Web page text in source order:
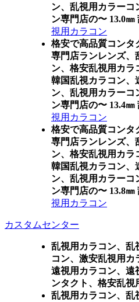
ン、乱視用カラーコ
ン専門店の〜 13.0
視用カラコン
格安で高品質コンタ
専門店ランレンズ、
ン、格安乱視用カラ
韓国乱視カラコン、
ン、乱視用カラーコ
ン専門店の〜 13.4
視用カラコン
格安で高品質コンタ
専門店ランレンズ、
ン、格安乱視用カラ
韓国乱視カラコン、
ン、乱視用カラーコ
ン専門店の〜 13.8
視用カラコン
カスタムセンター
乱視用カラコン、乱
コン、激安乱視用カ
遠視用カラコン、遠
ンタクト、格安乱視
乱視用カラコン、乱